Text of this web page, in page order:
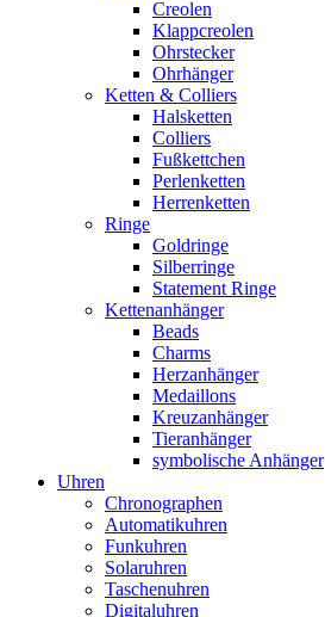
Creolen
Klappcreolen
Ohrstecker
Ohrhänger
Ketten & Colliers
Halsketten
Colliers
Fußkettchen
Perlenketten
Herrenketten
Ringe
Goldringe
Silberringe
Statement Ringe
Kettenanhänger
Beads
Charms
Herzanhänger
Medaillons
Kreuzanhänger
Tieranhänger
symbolische Anhänger
Uhren
Chronographen
Automatikuhren
Funkuhren
Solaruhren
Taschenuhren
Digitaluhren